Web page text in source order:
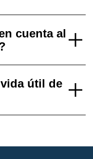
cuenta al
útil de